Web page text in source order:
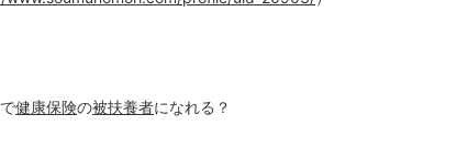
健康保険の被扶養者になれる？